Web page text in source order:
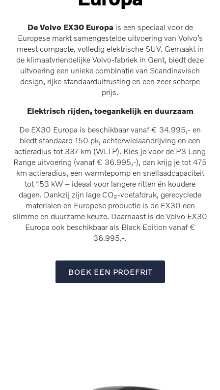
De Volvo EX30 Europa is een speciaal voor de
Europese markt samengestelde uitvoering van Volvo’s
meest compacte, volledig elektrische SUV. Gemaakt in
de klimaatvriendelijke Volvo-fabriek in Gent, biedt deze
uitvoering een unieke combinatie van Scandinavisch
design, rijke standaarduitrusting en een zeer scherpe
prijs.
Elektrisch rijden, toegankelijk en duurzaam
De EX30 Europa is beschikbaar vanaf € 34.995,- en
biedt standaard 150 pk, achterwielaandrijving en een
actieradius tot 337 km (WLTP). Kies je voor de P3 Long
Range uitvoering (vanaf € 36.995,-), dan krijg je tot 475
km actieradius, een warmtepomp en snellaadcapaciteit
tot 153 kW – ideaal voor langere ritten én koudere
dagen. Dankzij zijn lage CO₂-voetafdruk, gerecyclede
materialen en Europese productie is de EX30 een
slimme en duurzame keuze. Daarnaast is de Volvo EX30
Europa ook beschikbaar als Black Edition vanaf €
36.995,-.
BOEK EEN PROEFRIT